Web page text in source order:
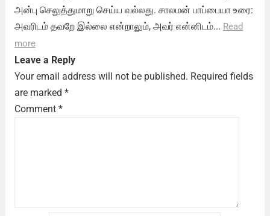
அன்பு செலுத்துமாறு செய்ய வல்லது. சாலமன் பாப்பையா உரை:
அவரிடம் தவறே இல்லை என்றாலும், அவர் என்னிடம்... Read
more
Leave a Reply
Your email address will not be published. Required fields
are marked *
Comment *